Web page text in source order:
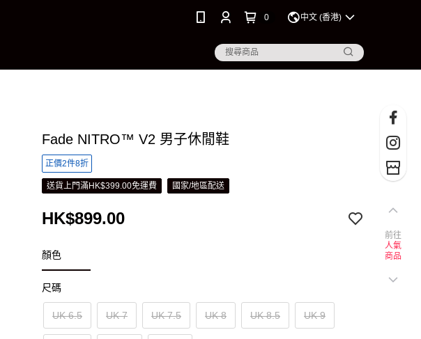
0 中文 (香港)
Fade NITRO™ V2 男子休閒鞋
正價2件8折
送貨上門滿HK$399.00免運費 國家/地區配送
HK$899.00
顏色
尺碼
UK 6.5 UK 7 UK 7.5 UK 8 UK 8.5 UK 9
前往
人氣
商品